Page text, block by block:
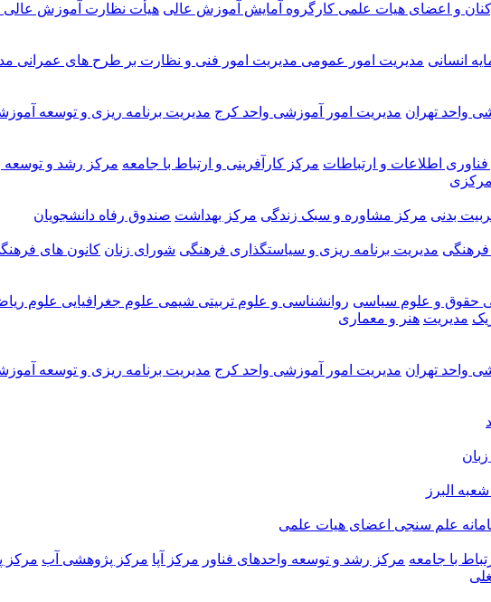
و اعضای هیات علمی کارگروه آمایش آموزش عالی هیأت نظارت آموزش عالی
انسانی مدیریت امور عمومی مدیریت امور فنی و نظارت بر طرح های عمرانی
واحد تهران مدیریت امور آموزشی واحد کرج مدیریت برنامه ریزی و توسعه
اطلاعات و ارتباطات مرکز کارآفرینی و ارتباط با جامعه مرکز رشد و توسعه
مرکزی
بدنی مرکز مشاوره و سبک زندگی مرکز بهداشت صندوق رفاه دانشجویان
فرهنگی مدیریت برنامه ریزی و سیاستگذاری فرهنگی شورای زنان کانون های
حقوق و علوم سیاسی روانشناسی و علوم تربیتی شیمی علوم جغرافیایی علوم
مدیریت هنر و معماری
واحد تهران مدیریت امور آموزشی واحد کرج مدیریت برنامه ریزی و توسعه
البرز
علم سنجی اعضای هیات علمی
با جامعه مرکز رشد و توسعه واحدهای فناور مرکز آپا مرکز پژوهشی آب مرکز